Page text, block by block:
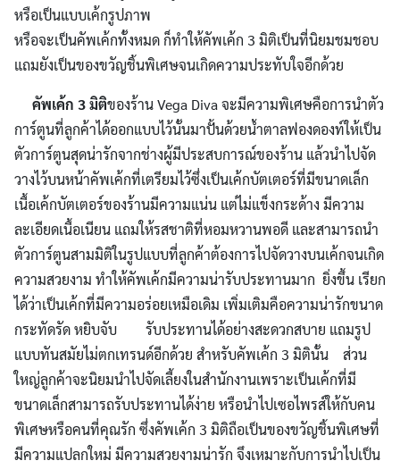
หรือเป็นแบบเค้กรูปภาพ
หรือจะเป็นคัพเค้กทั้งหมด ก็ทำให้คัพเค้ก 3 มิติเป็นที่นิยมชมชอบ
แถมยังเป็นของขวัญชิ้นพิเศษจนเกิดความประทับใจอีกด้วย
คัพเค้ก 3 มิติของร้าน Vega Diva จะมีความพิเศษคือการนำตัว
การ์ตูนที่ลูกค้าได้ออกแบบไว้นั้นมาปั้นด้วยน้ำตาลฟองดองท์ให้เป็น
ตัวการ์ตูนสุดน่ารักจากช่างผู้มีประสบการณ์ของร้าน แล้วนำไปจัด
วางไว้บนหน้าคัพเค้กที่เตรียมไว้ซึ่งเป็นเค้กบัตเตอร์ที่มีขนาดเล็ก
เนื้อเค้กบัตเตอร์ของร้านมีความแน่น แต่ไม่แข็งกระด้าง มีความ
ละเอียดเนื้อเนียน แถมให้รสชาติที่หอมหวานพอดี และสามารถนำ
ตัวการ์ตูนสามมิติในรูปแบบที่ลูกค้าต้องการไปจัดวางบนเค้กจนเกิด
ความสวยงาม ทำให้คัพเค้กมีความน่ารับประทานมาก ยิ่งขึ้น เรียก
ได้ว่าเป็นเค้กที่มีความอร่อยเหมือเดิม เพิ่มเติมคือความน่ารักขนาด
กระทัดรัด หยิบจับ รับประทานได้อย่างสะดวกสบาย แถมรูป
แบบทันสมัยไม่ตกเทรนด์อีกด้วย สำหรับคัพเค้ก 3 มิตินั้น ส่วน
ใหญ่ลูกค้าจะนิยมนำไปจัดเลี้ยงในสำนักงานเพราะเป็นเค้กที่มี
ขนาดเล็กสามารถรับประทานได้ง่าย หรือนำไปเซอไพรส์ให้กับคน
พิเศษหรือคนที่คุณรัก ซึ่งคัพเค้ก 3 มิติถือเป็นของขวัญชิ้นพิเศษที่
มีความแปลกใหม่ มีความสวยงามน่ารัก จึงเหมาะกับการนำไปเป็น